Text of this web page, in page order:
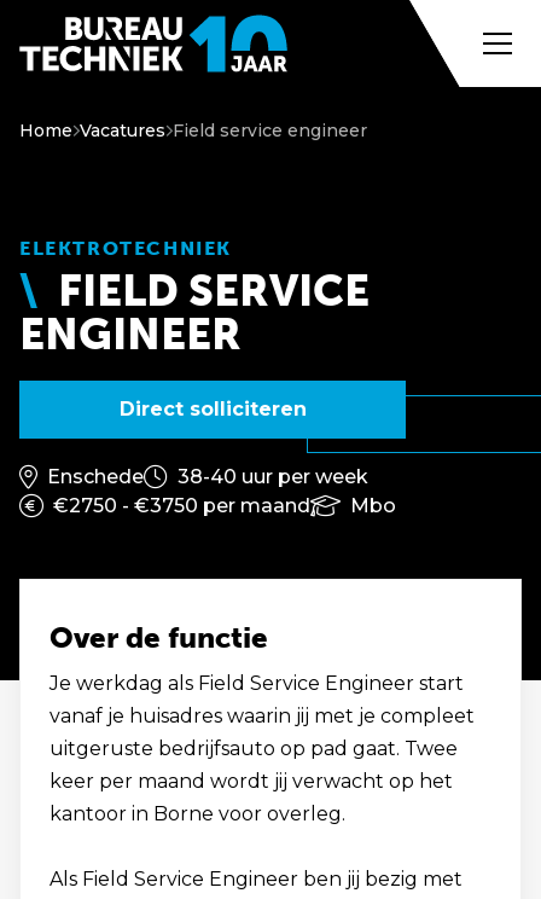
Home Vacatures Field service engineer
ELEKTROTECHNIEK
FIELD SERVICE
ENGINEER
Direct solliciteren
Enschede
38-40 uur per week
€2750 - €3750 per maand
Mbo
Over de functie
Je werkdag als Field Service Engineer start
vanaf je huisadres waarin jij met je compleet
uitgeruste bedrijfsauto op pad gaat. Twee
keer per maand wordt jij verwacht op het
kantoor in Borne voor overleg.
Als Field Service Engineer ben jij bezig met